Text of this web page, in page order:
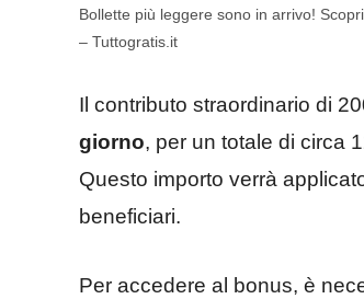
Bollette più leggere sono in arrivo!
– Tuttogratis.it
Il contributo straordinario di
giorno, per un totale di circa
Questo importo verrà
beneficiari. ​
Per accedere al bonus, è